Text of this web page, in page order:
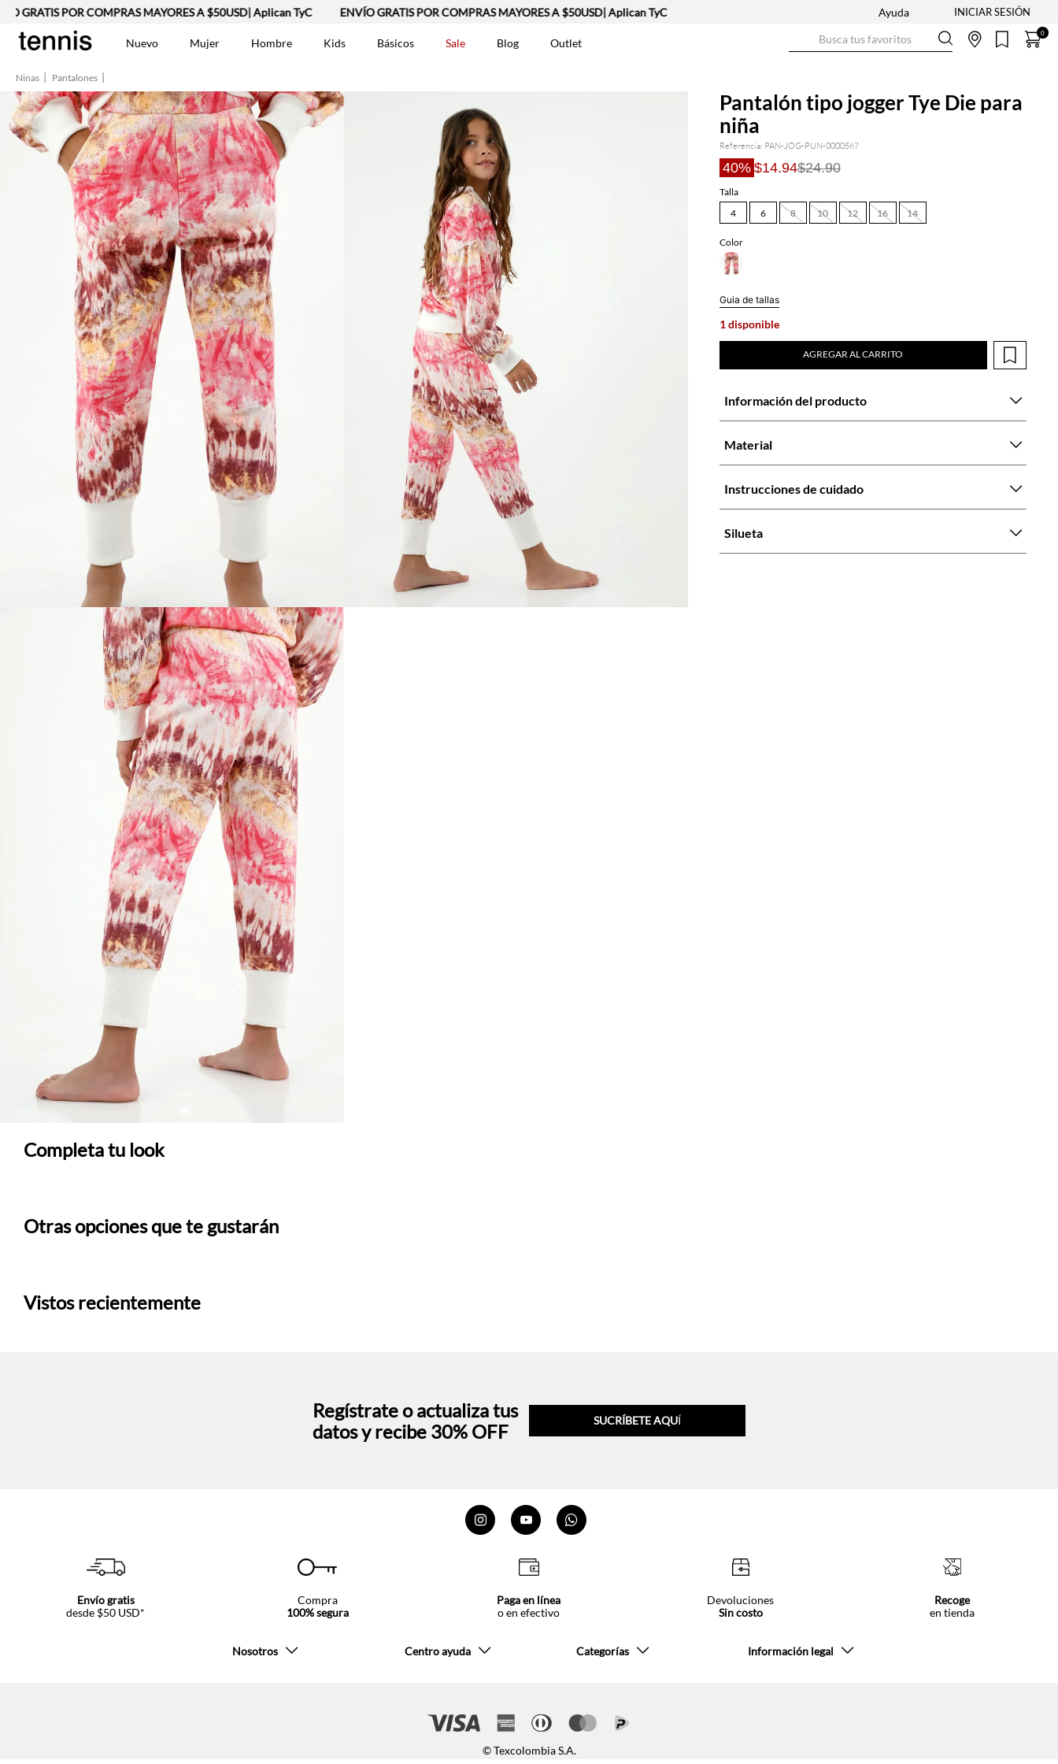
GRATIS POR COMPRAS MAYORES A $50USD| Aplican TyC ENVÍO GRATIS POR COMPRAS MAYORES A $50USD| Aplican TyC Ayuda
Nuevo Mujer Hombre Kids Básicos Sale Blog Outlet
0
Ninas Pantalones
Pantalón tipo jogger Tye Die para
niña
Referencia: PAN-JOG-PUN-0000567
40% $14.94$24.90
Talla
4
6 8 10 12 14
16
Color
Guia de tallas
1 disponible
AGREGAR AL CARRITO
Información del producto
Material
Instrucciones de cuidado
Silueta
Completa tu look
Otras opciones que te gustarán
Vistos recientemente
Regístrate o actualiza tus
datos y recibe 30% OFF
SUCRÍBETE AQUÍ
Envío gratis
desde $50 USD*
Compra
100% segura
Paga en línea
o en efectivo
Devoluciones
Sin costo
Recoge
en tienda
Nosotros Centro ayuda Categorías Información legal
© Texcolombia S.A.
1. Vestidos
2. Lino
3. Chaqueta
4. Camisetas
5. Jean Hombre
6. Bermuda
7. Vestido
8. Tshirt-Negro-Tsh-Ent-0007699
9. Camisetas Mujer
10. Polo